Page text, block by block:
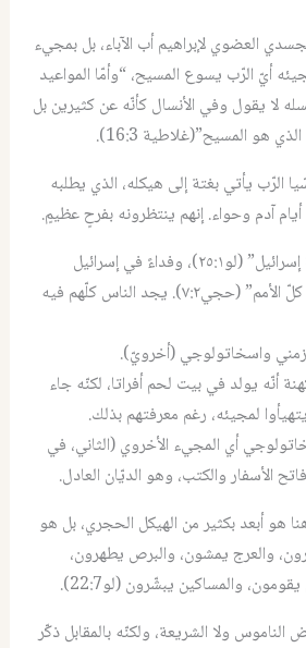
العضوي لإبراهيم أب الآباء، بل بمجيء
أيّ الرّب يسوع المسيح، “وأمّا المواعيد
لا يقول وفي الأنسال كأنّه عن كثيرين بل
هو المسيح”(غلاطية 16:3).
الرّب يأتي بغتة إلى هيكله، الذي يطلبه
أيام آدم وحواء. إنهم ينتظرونه بفرحٍ عظيمٍ.
– “كانوا “ينتظرون تعزية إسرائيل” (لو٢٥:١)، وفداءً في إسرائيل
(لو٣٨:١)، إذًا هو “مُشتهى كلّ الأمم” (حجي٧:٢). يجد الناس كلّهم فيه
واسخاتولوجي (أخرويّ).
أنّه يولد في بيت لحم أفراتا، لكنّه جاء
لمجيئه، رغم معرفتهم بذلك.
أي المجيء الأخروي (الثاني، في
الأسفار والكتب، وهو الديّان العادل.
هو أبعد بكثير من الهيكل الحجري، بل هو
والعرج يمشون، والبرص يطهرون،
والمساكين يبشّرون (لو22:7).
ولا الشريعة، ولكنّه بالمقابل ذكّر